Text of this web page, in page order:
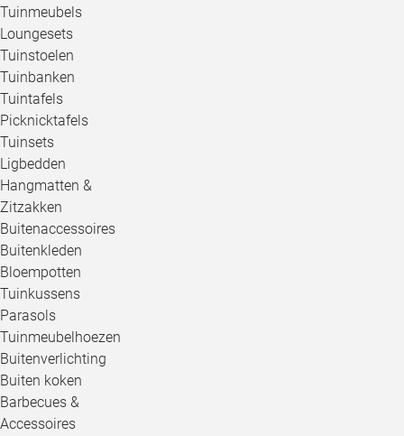
Tuinmeubels
Loungesets
Tuinstoelen
Tuinbanken
Tuintafels
Picknicktafels
Tuinsets
Ligbedden
Hangmatten &
Zitzakken
Buitenaccessoires
Buitenkleden
Bloempotten
Tuinkussens
Parasols
Tuinmeubelhoezen
Buitenverlichting
Buiten koken
Barbecues &
Accessoires